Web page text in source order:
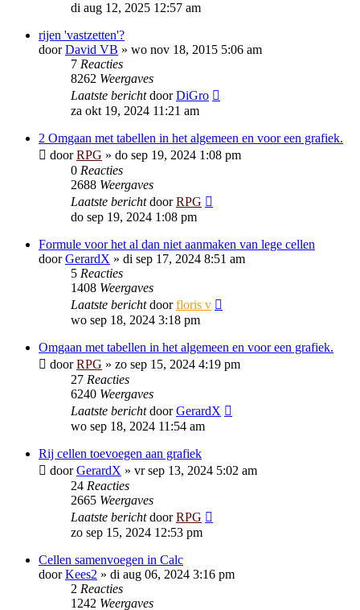
di aug 12, 2025 12:57 am
rijen 'vastzetten'?
doorDavid VB » wo nov 18, 2015 5:06 am
7 Reacties
8262 Weergaves
Laatste berichtdoorDiGro
za okt 19, 2024 11:21 am
2 Omgaan met tabellen in het algemeen en voor een grafiek.
doorRPG » do sep 19, 2024 1:08 pm
0 Reacties
2688 Weergaves
Laatste berichtdoorRPG
do sep 19, 2024 1:08 pm
Formule voor het al dan niet aanmaken van lege cellen
doorGerardX » di sep 17, 2024 8:51 am
5 Reacties
1408 Weergaves
Laatste berichtdoorfloris v
wo sep 18, 2024 3:18 pm
Omgaan met tabellen in het algemeen en voor een grafiek.
doorRPG » zo sep 15, 2024 4:19 pm
27 Reacties
6240 Weergaves
Laatste berichtdoorGerardX
wo sep 18, 2024 11:54 am
Rij cellen toevoegen aan grafiek
doorGerardX » vr sep 13, 2024 5:02 am
24 Reacties
2665 Weergaves
Laatste berichtdoorRPG
zo sep 15, 2024 12:53 pm
Cellen samenvoegen in Calc
doorKees2 » di aug 06, 2024 3:16 pm
2 Reacties
1242 Weergaves